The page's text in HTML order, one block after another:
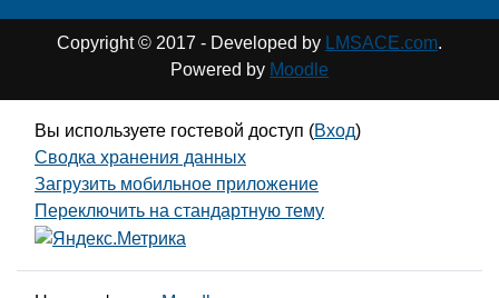
Copyright © 2017 - Developed by LMSACE.com.
Powered by Moodle
Вы используете гостевой доступ (Вход)
Сводка хранения данных
Загрузить мобильное приложение
Переключить на стандартную тему